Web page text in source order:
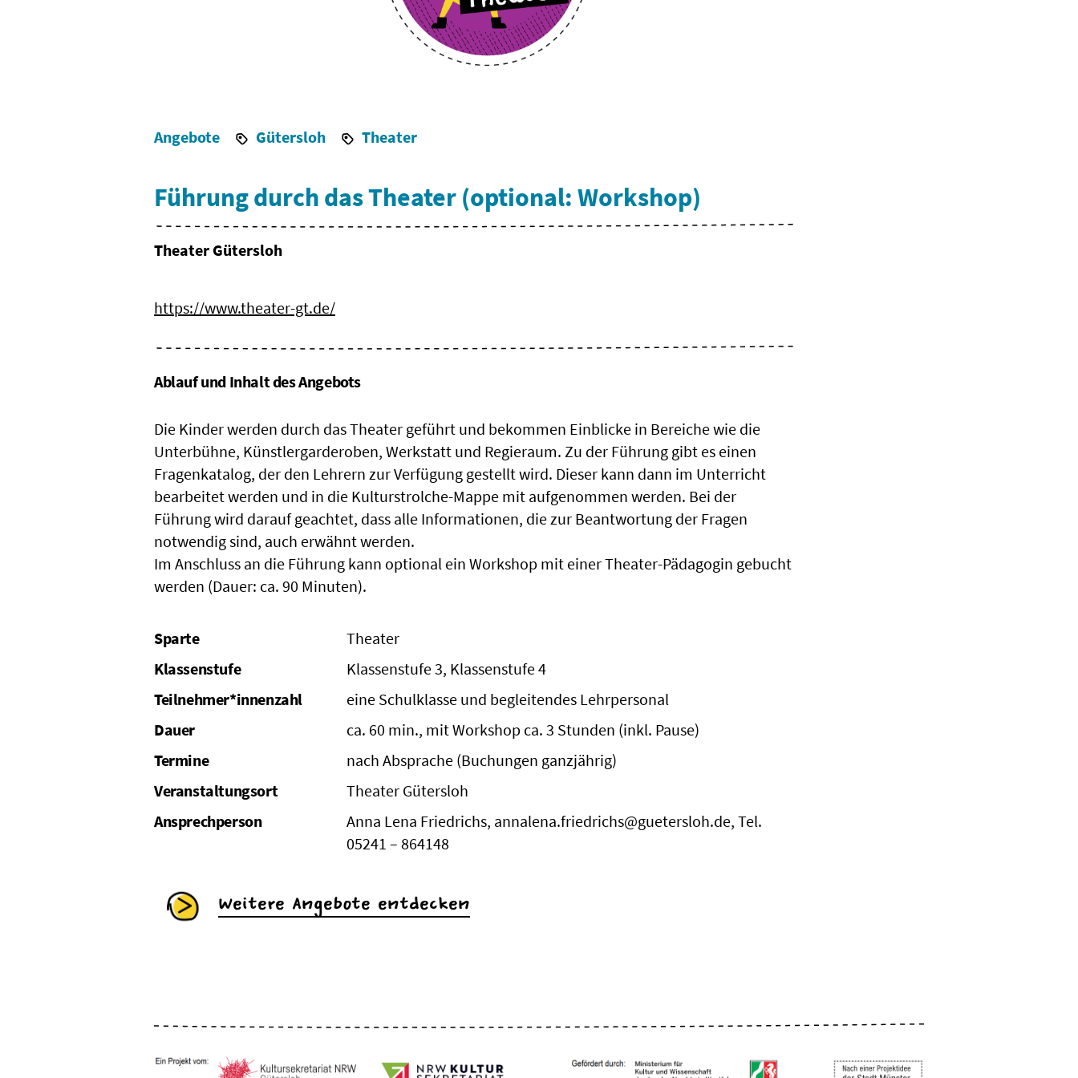
Angebote Gütersloh Theater
Führung durch das Theater (optional: Workshop)
Theater Gütersloh
https://www.theater-gt.de/
Ablauf und Inhalt des Angebots
Die Kinder werden durch das Theater geführt und bekommen Einblicke in Bereiche wie die
Unterbühne, Künstlergarderoben, Werkstatt und Regieraum. Zu der Führung gibt es einen
Fragenkatalog, der den Lehrern zur Verfügung gestellt wird. Dieser kann dann im Unterricht
bearbeitet werden und in die Kulturstrolche-Mappe mit aufgenommen werden. Bei der
Führung wird darauf geachtet, dass alle Informationen, die zur Beantwortung der Fragen
notwendig sind, auch erwähnt werden.
Im Anschluss an die Führung kann optional ein Workshop mit einer Theater-Pädagogin gebucht
werden (Dauer: ca. 90 Minuten).
Sparte
Theater
Klassenstufe
Klassenstufe 3, Klassenstufe 4
Teilnehmer*innenzahl
eine Schulklasse und begleitendes Lehrpersonal
Dauer
ca. 60 min., mit Workshop ca. 3 Stunden (inkl. Pause)
Termine
nach Absprache (Buchungen ganzjährig)
Veranstaltungsort
Theater Gütersloh
Ansprechperson
Anna Lena Friedrichs, annalena.friedrichs@guetersloh.de, Tel.
05241 – 864148
Weitere Angebote entdecken